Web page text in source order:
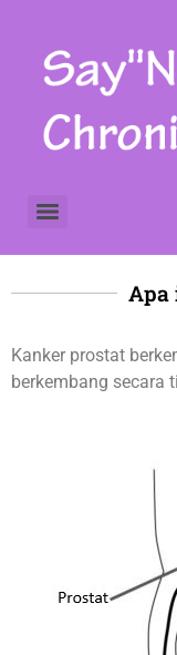
Apa
Kanker prostat
berkembang secara